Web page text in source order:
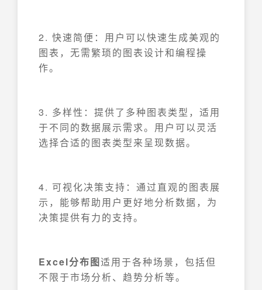
2. 快速简便：用户可以快速生成美观的
图表，无需繁琐的图表设计和编程操
作。
3. 多样性：提供了多种图表类型，适用
于不同的数据展示需求。用户可以灵活
选择合适的图表类型来呈现数据。
4. 可视化决策支持：通过直观的图表展
示，能够帮助用户更好地分析数据，为
决策提供有力的支持。
Excel分布图适用于各种场景，包括但
不限于市场分析、趋势分析等。